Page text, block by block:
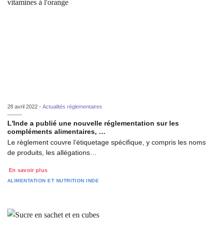
28 avril 2022 - Actualités réglementaires
L'Inde a publié une nouvelle réglementation sur les
compléments alimentaires, …
Le règlement couvre l’étiquetage spécifique, y compris les noms
de produits, les allégations…
En savoir plus
ALIMENTATION ET NUTRITION INDE